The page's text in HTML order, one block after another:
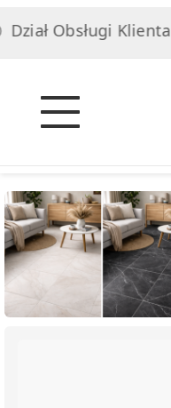
Obsługi Klienta: